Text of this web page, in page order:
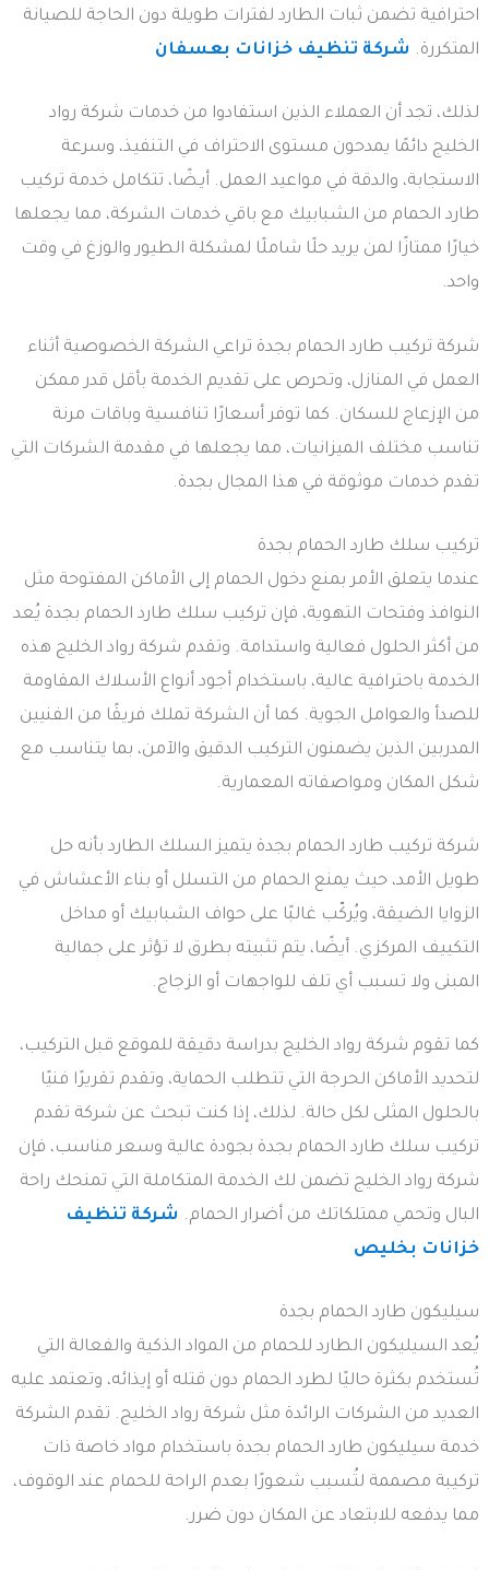
احترافية تضمن ثبات الطارد لفترات طويلة دون الحاجة للصيانة
المتكررة. شركة تنظيف خزانات بعسفان
لذلك، تجد أن العملاء الذين استفادوا من خدمات شركة رواد
الخليج دائمًا يمدحون مستوى الاحتراف في التنفيذ، وسرعة
الاستجابة، والدقة في مواعيد العمل. أيـضًا، تتكامل خدمة تركيب
طارد الحمام من الشبابيك مع باقي خدمات الشركة، مما يجعلها
خيارًا ممتازًا لمن يريد حلًا شاملًا لمشكلة الطيور والوزغ في وقت
واحد.
شركة تركيب طارد الحمام بجدة تراعي الشركة الخصوصية أثناء
العمل في المنازل، وتحرص على تقديم الخدمة بأقل قدر ممكن
من الإزعاج للسكان. كما توفر أسعارًا تنافسية وباقات مرنة
تناسب مختلف الميزانيات، مما يجعلها في مقدمة الشركات التي
تقدم خدمات موثوقة في هذا المجال بجدة.
تركيب سلك طارد الحمام بجدة
عندما يتعلق الأمر بمنع دخول الحمام إلى الأماكن المفتوحة مثل
النوافذ وفتحات التهوية، فإن تركيب سلك طارد الحمام بجدة يُعد
من أكثر الحلول فعالية واستدامة. وتقدم شركة رواد الخليج هذه
الخدمة باحترافية عالية، باستخدام أجود أنواع الأسلاك المقاومة
للصدأ والعوامل الجوية. كما أن الشركة تملك فريقًا من الفنيين
المدربين الذين يضمنون التركيب الدقيق والآمن، بما يتناسب مع
شكل المكان ومواصفاته المعمارية.
شركة تركيب طارد الحمام بجدة يتميز السلك الطارد بأنه حل
طويل الأمد، حيث يمنع الحمام من التسلل أو بناء الأعشاش في
الزوايا الضيقة، ويُركّب غالبًا على حواف الشبابيك أو مداخل
التكييف المركزي. أيضًا، يتم تثبيته بطرق لا تؤثر على جمالية
المبنى ولا تسبب أي تلف للواجهات أو الزجاج.
كما تقوم شركة رواد الخليج بدراسة دقيقة للموقع قبل التركيب،
لتحديد الأماكن الحرجة التي تتطلب الحماية، وتقدم تقريرًا فنيًا
بالحلول المثلى لكل حالة. لذلك، إذا كنت تبحث عن شركة تقدم
تركيب سلك طارد الحمام بجدة بجودة عالية وسعر مناسب، فإن
شركة رواد الخليج تضمن لك الخدمة المتكاملة التي تمنحك راحة
البال وتحمي ممتلكاتك من أضرار الحمام. شركة تنظيف
خزانات بخليص
سيليكون طارد الحمام بجدة
يُعد السيليكون الطارد للحمام من المواد الذكية والفعالة التي
تُستخدم بكثرة حاليًا لطرد الحمام دون قتله أو إيذائه، وتعتمد عليه
العديد من الشركات الرائدة مثل شركة رواد الخليج. تقدم الشركة
خدمة سيليكون طارد الحمام بجدة باستخدام مواد خاصة ذات
تركيبة مصممة لتُسبب شعورًا بعدم الراحة للحمام عند الوقوف،
مما يدفعه للابتعاد عن المكان دون ضرر.